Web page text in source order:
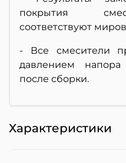
покрытия
соответствуют
- Все смесители
давлением
после сборки.
Характеристики